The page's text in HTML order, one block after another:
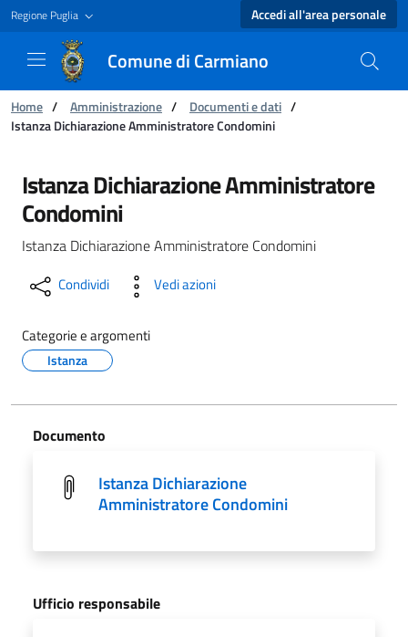
Regione Puglia Accedi all'area personale
Comune di Carmiano
Ti trovi in:
Home / Amministrazione / Documenti e dati /
Istanza Dichiarazione Amministratore Condomini
Istanza Dichiarazione Amministratore
Istanza Dichiarazione Amministratore
Condomini
Istanza Dichiarazione Amministratore Condomini
Condividi Vedi azioni
Categorie e argomenti
Istanza
Documento
Istanza Dichiarazione
Amministratore Condomini
Ufficio responsabile